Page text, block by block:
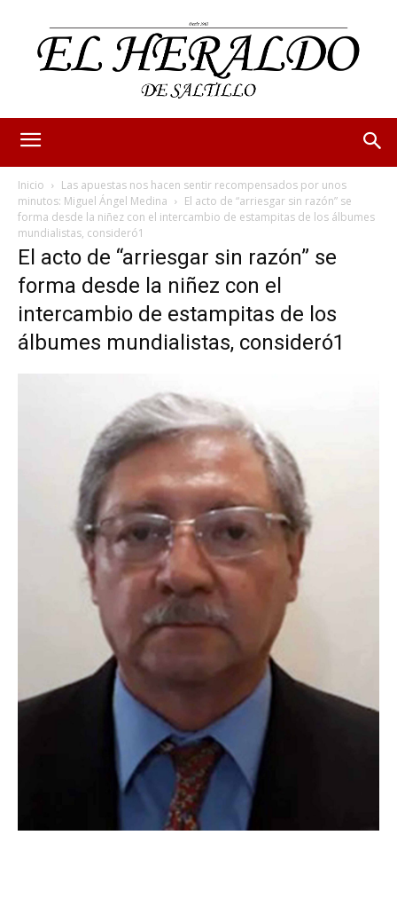
Inicio
Las apuestas nos hacen sentir recompensados por unos
minutos: Miguel Ángel Medina
El acto de “arriesgar sin razón” se
forma desde la niñez con el intercambio de estampitas de los álbumes
mundialistas, consideró1
El acto de “arriesgar sin razón” se
forma desde la niñez con el
intercambio de estampitas de los
álbumes mundialistas, consideró1